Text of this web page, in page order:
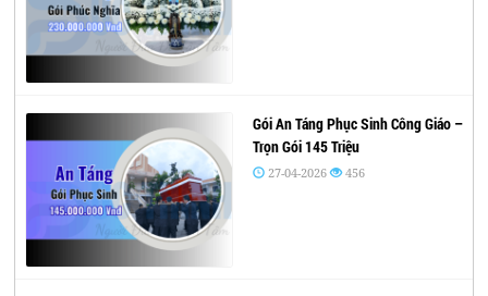
Gói An Táng Phục Sinh Công Giáo –
Trọn Gói 145 Triệu
27-04-2026 456